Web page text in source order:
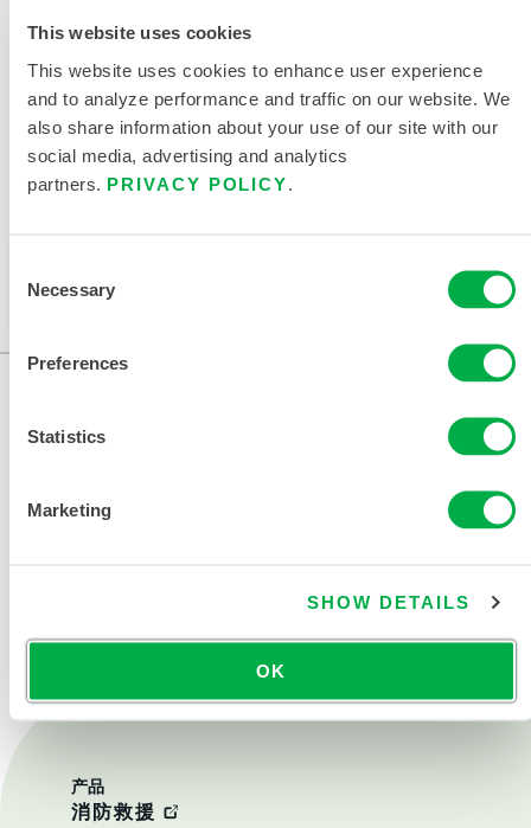
This website uses cookies
This website uses cookies to enhance user experience
and to analyze performance and traffic on our website. We
also share information about your use of our site with our
social media, advertising and analytics
partners. PRIVACY POLICY
Selection
Necessary
Preferences
Statistics
Marketing
SHOW DETAILS
OK
相关文件
此产品通常不在您所在的区域销售。您可以在页面顶部
产品
消防救援